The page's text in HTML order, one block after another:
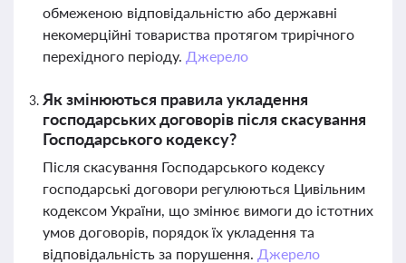
обмеженою відповідальністю або державні
некомерційні товариства протягом трирічного
перехідного періоду. Джерело
Як змінюються правила укладення
господарських договорів після скасування
Господарського кодексу?
Після скасування Господарського кодексу
господарські договори регулюються Цивільним
кодексом України, що змінює вимоги до істотних
умов договорів, порядок їх укладення та
відповідальність за порушення. Джерело